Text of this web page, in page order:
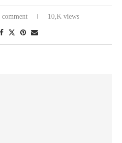
comment 10,K views